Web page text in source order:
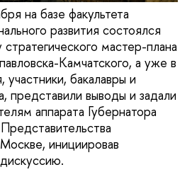
на базе факультета
развития состоялся
мастер-плана
Камчатского, а уже в
бакалавры и
представили выводы и задали
аппарата Губернатора
инициировав